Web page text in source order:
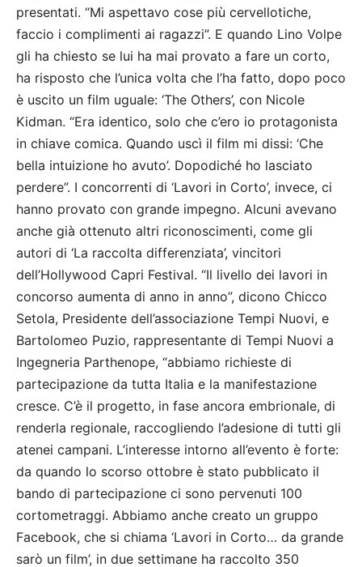
presentati. “Mi aspettavo cose più cervellotiche,
faccio i complimenti ai ragazzi”. E quando Lino Volpe
gli ha chiesto se lui ha mai provato a fare un corto,
ha risposto che l’unica volta che l’ha fatto, dopo poco
è uscito un film uguale: ‘The Others’, con Nicole
Kidman. “Era identico, solo che c’ero io protagonista
in chiave comica. Quando uscì il film mi dissi: ‘Che
bella intuizione ho avuto’. Dopodiché ho lasciato
perdere”. I concorrenti di ‘Lavori in Corto’, invece, ci
hanno provato con grande impegno. Alcuni avevano
anche già ottenuto altri riconoscimenti, come gli
autori di ‘La raccolta differenziata’, vincitori
dell’Hollywood Capri Festival. “Il livello dei lavori in
concorso aumenta di anno in anno”, dicono Chicco
Setola, Presidente dell’associazione Tempi Nuovi, e
Bartolomeo Puzio, rappresentante di Tempi Nuovi a
Ingegneria Parthenope, “abbiamo richieste di
partecipazione da tutta Italia e la manifestazione
cresce. C’è il progetto, in fase ancora embrionale, di
renderla regionale, raccogliendo l’adesione di tutti gli
atenei campani. L’interesse intorno all’evento è forte:
da quando lo scorso ottobre è stato pubblicato il
bando di partecipazione ci sono pervenuti 100
cortometraggi. Abbiamo anche creato un gruppo
Facebook, che si chiama ‘Lavori in Corto… da grande
sarò un film’, in due settimane ha raccolto 350